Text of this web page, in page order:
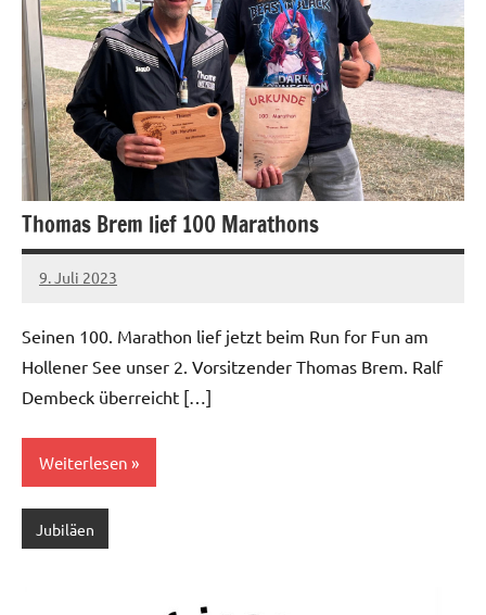
Thomas Brem lief 100 Marathons
9. Juli 2023
admin
Keine
Seinen 100. Marathon lief jetzt beim Run for Fun am
Hollener See unser 2. Vorsitzender Thomas Brem. Ralf
Dembeck überreicht […]
Weiterlesen
Jubiläen